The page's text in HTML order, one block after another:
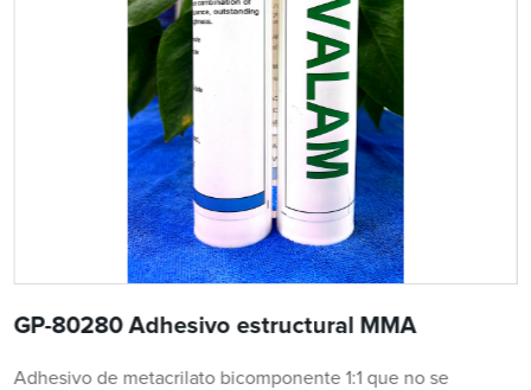
GP-80280 Adhesivo estructural MMA
Adhesivo de metacrilato bicomponente 1:1 que no se